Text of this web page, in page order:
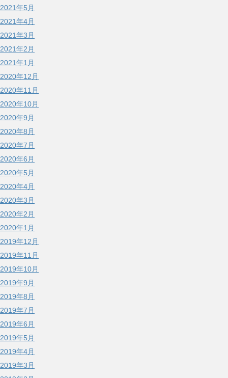
2021年5月
2021年4月
2021年3月
2021年2月
2021年1月
2020年12月
2020年11月
2020年10月
2020年9月
2020年8月
2020年7月
2020年6月
2020年5月
2020年4月
2020年3月
2020年2月
2020年1月
2019年12月
2019年11月
2019年10月
2019年9月
2019年8月
2019年7月
2019年6月
2019年5月
2019年4月
2019年3月